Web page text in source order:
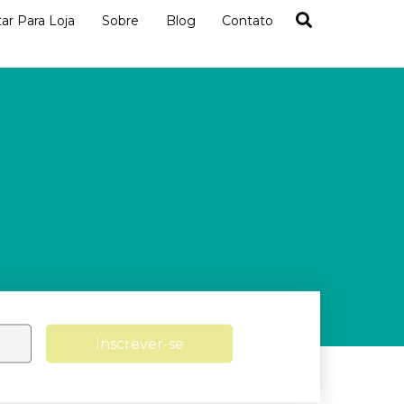
Para Loja Sobre Blog Contato
Inscrever-se